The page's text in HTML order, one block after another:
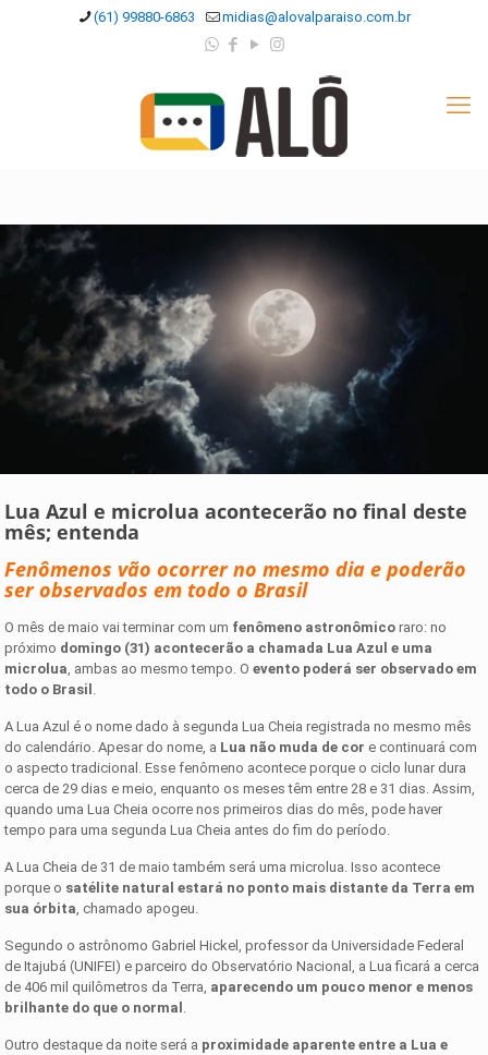
(61) 99880-6863 midias@alovalparaiso.com.br
Lua Azul e microlua acontecerão no final deste
mês; entenda
Fenômenos vão ocorrer no mesmo dia e poderão
ser observados em todo o Brasil
O mês de maio vai terminar com um fenômeno astronômico raro: no
próximo domingo (31) acontecerão a chamada Lua Azul e uma
microlua , ambas ao mesmo tempo. Oevento poderá ser observado em
todo o Brasil
A Lua Azul é o nome dado à segunda Lua Cheia registrada no mesmo mês
do calendário. Apesar do nome, a Lua não muda de cor e continuará com
o aspecto tradicional. Esse fenômeno acontece porque o ciclo lunar dura
cerca de 29 dias e meio, enquanto os meses têm entre 28 e 31 dias. Assim,
quando uma Lua Cheia ocorre nos primeiros dias do mês, pode haver
tempo para uma segunda Lua Cheia antes do fim do período.
A Lua Cheia de 31 de maio também será uma microlua. Isso acontece
porque o satélite natural estará no ponto mais distante da Terra em
sua órbita , chamado apogeu.
Segundo o astrônomo Gabriel Hickel, professor da Universidade Federal
de Itajubá (UNIFEI) e parceiro do Observatório Nacional, a Lua ficará a cerca
de 406 mil quilômetros da Terra, aparecendo um pouco menor e menos
brilhante do que o normal
Outro destaque da noite será a proximidade aparente entre a Lua e